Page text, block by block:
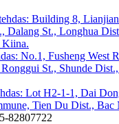
Building 8,
Dalang St., Longhua
Kiina.
No.1, Fusheng West
St., Shunde
Lot H2-1-1, Dai
Tien Du Dist., Bac
82807722